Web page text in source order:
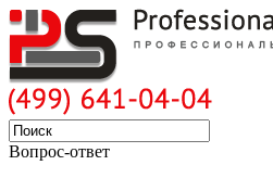
Вопрос-ответ